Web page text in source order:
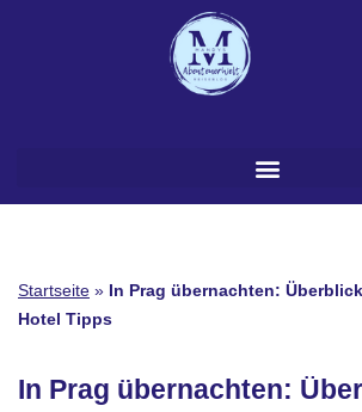
Startseite » In Prag übernachten:
Hotel Tipps
In Prag übernachten: